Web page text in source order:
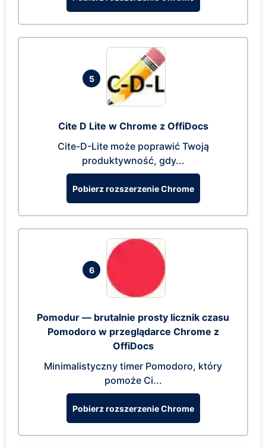
5
Cite D Lite w Chrome z OffiDocs
Cite-D-Lite może poprawić Twoją
produktywność, gdy...
Pobierz rozszerzenie Chrome
6
Pomodur — brutalnie prosty licznik czasu
Pomodoro w przeglądarce Chrome z
OffiDocs
Minimalistyczny timer Pomodoro, który
pomoże Ci...
Pobierz rozszerzenie Chrome